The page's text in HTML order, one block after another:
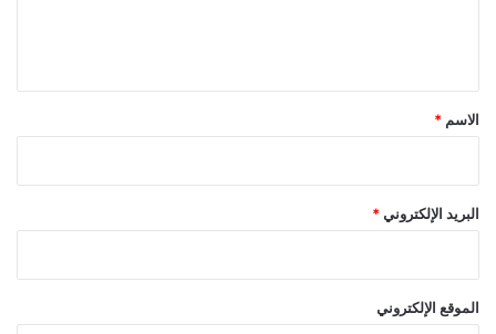
*
الاسم *
البريد الإلكتروني *
الموقع الإلكتروني